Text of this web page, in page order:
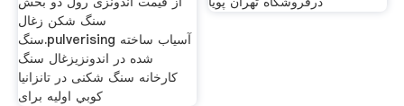
سنگ شکن زغال
سنگ.pulverising آسیاب ساخته
شده در اندونزیزغال سنگ
کارخانه سنگ شکنی در تانزانیا
كوبي اولیه برای